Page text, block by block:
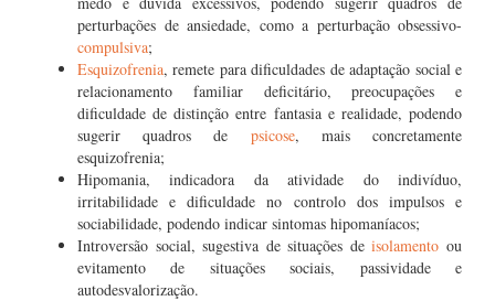
perturbações de ansiedade, como a perturbação obsessivo-
compulsiva;
Esquizofrenia, remete para dificuldades de adaptação social e
relacionamento familiar deficitário, preocupações e
dificuldade de distinção entre fantasia e realidade, podendo
sugerir quadros de psicose, mais concretamente
esquizofrenia;
Hipomania, indicadora da atividade do indivíduo,
irritabilidade e dificuldade no controlo dos impulsos e
sociabilidade, podendo indicar sintomas hipomaníacos;
Introversão social, sugestiva de situações deisolamento ou
evitamento de situações sociais, passividade e
autodesvalorização.